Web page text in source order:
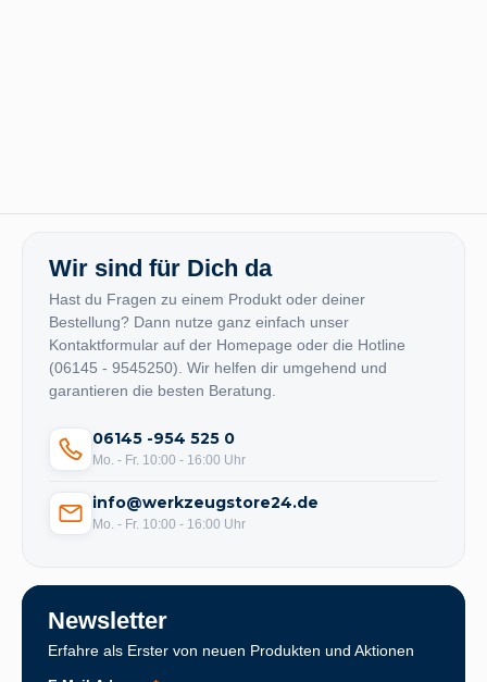
Wir sind für Dich da
Hast du Fragen zu einem Produkt oder deiner
Bestellung? Dann nutze ganz einfach unser
Kontaktformular auf der Homepage oder die Hotline
(06145 - 9545250). Wir helfen dir umgehend und
garantieren die besten Beratung.
06145 -954 525 0
Mo. - Fr. 10:00 - 16:00 Uhr
info@werkzeugstore24.de
Mo. - Fr. 10:00 - 16:00 Uhr
Newsletter
Erfahre als Erster von neuen Produkten und Aktionen